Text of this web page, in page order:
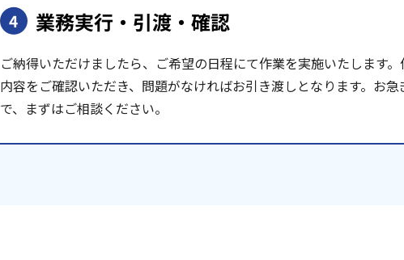
4 業務実行・引渡・確認
ご納得いただけましたら、ご希望の日程にて作業を実施いたします
内容をご確認いただき、問題がなければお引き渡しとなります。お
で、まずはご相談ください。